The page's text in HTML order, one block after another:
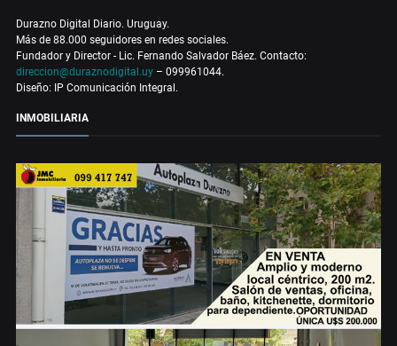
Durazno Digital Diario. Uruguay.
Más de 88.000 seguidores en redes sociales.
Fundador y Director - Lic. Fernando Salvador Báez. Contacto:
direccion@duraznodigital.uy – 099961044.
Diseño: IP Comunicación Integral.
INMOBILIARIA